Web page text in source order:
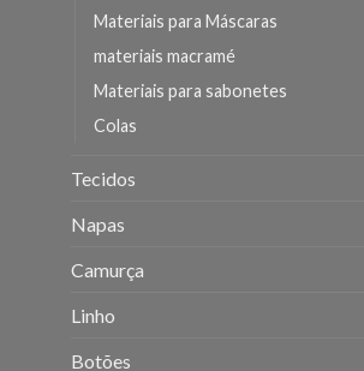
Materiais para Máscaras
materiais macramé
Materiais para sabonetes
Colas
Tecidos
Napas
Camurça
Linho
Botões